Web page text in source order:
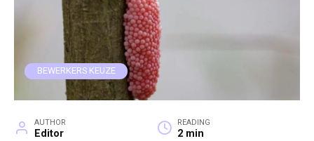
BEWERKERS KEUZE
AUTHOR
Editor
READING
2 min